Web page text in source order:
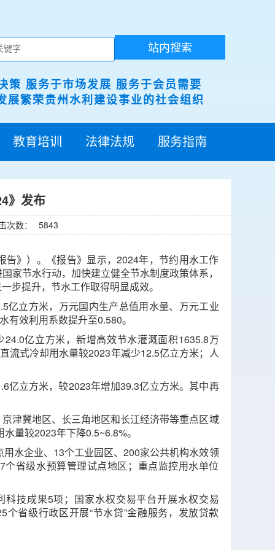
站内搜索
策 服务于市场发展 服务于会员需要
荣贵州水利建设事业的社会组织
教育培训 法律法规 服务指南
》发布
次数： 5843
》）。《报告》显示，2024年，节约用水工作
家节水行动，加快建立健全节水制度政策体系，
步提升，节水工作取得明显成效。
亿立方米，万元国内生产总值用水量、万元工业
效利用系数提升至0.580。
亿立方米，新增高效节水灌溉面积1635.8万
流式冷却用水量较2023年减少12.5亿立方米；人
亿立方米，较2023年增加39.3亿立方米。其中再
津冀地区、长三角地区和长江经济带等重点区域
量较2023年下降0.5~6.8%。
水企业、13个工业园区、200家公共机构水效领
省级水预算管理试点地区；重点监控用水单位
技成果5项；国家水权交易平台开展水权交易
省级行政区开展“节水贷”金融服务，发放贷款